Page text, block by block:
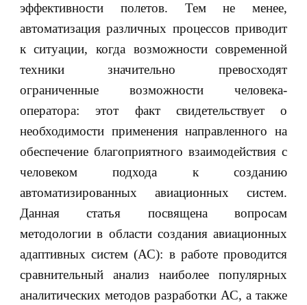
эффективности полетов. Тем не менее,
автоматизация различных процессов приводит
к ситуации, когда возможности современной
техники значительно превосходят
ограниченные возможности человека-
оператора: этот факт свидетельствует о
необходимости применения направленного на
обеспечение благоприятного взаимодействия с
человеком подхода к созданию
автоматизированных авиационных систем.
Данная статья посвящена вопросам
методологии в области создания авиационных
адаптивных систем (АС): в работе проводится
сравнительный анализ наиболее популярных
аналитических методов разработки АС, а также